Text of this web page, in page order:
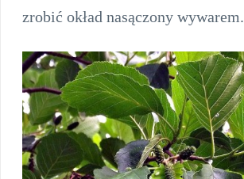
zrobić okład nasączony wywarem.